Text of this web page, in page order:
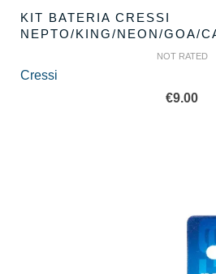
KIT BATERIA CRESSI
NEPTO/KING/NEON/GOA/
NOT RATED
Cressi
€9.00